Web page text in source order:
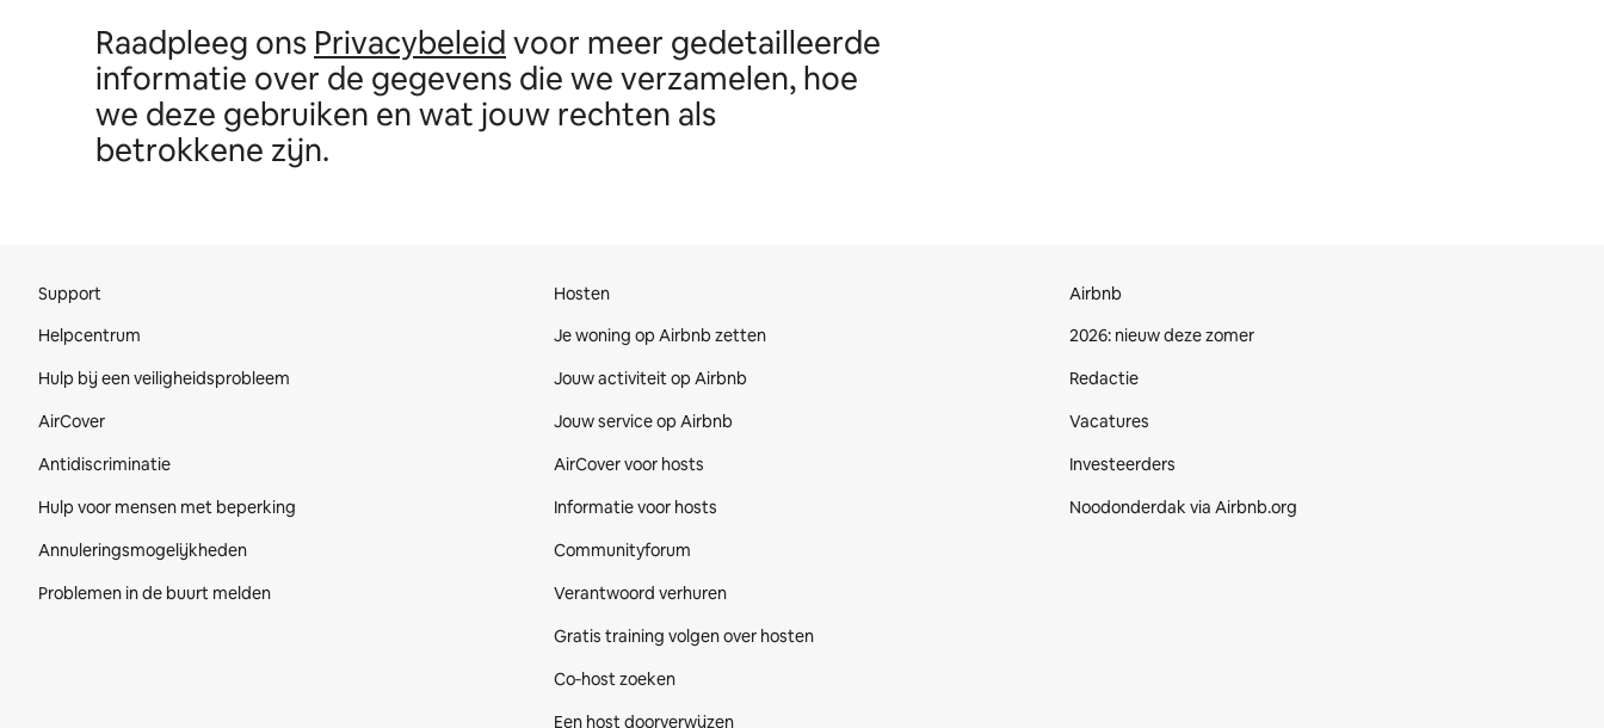
Raadpleeg ons Privacybeleid voor meer gedetailleerde
informatie over de gegevens die we verzamelen, hoe
we deze gebruiken en wat jouw rechten als
betrokkene zijn.
Support
Helpcentrum
Hulp bij een veiligheidsprobleem
AirCover
Antidiscriminatie
Hulp voor mensen met beperking
Annuleringsmogelijkheden
Problemen in de buurt melden
Hosten
Je woning op Airbnb zetten
Jouw activiteit op Airbnb
Jouw service op Airbnb
AirCover voor hosts
Informatie voor hosts
Communityforum
Verantwoord verhuren
Gratis training volgen over hosten
Co‑host zoeken
Een host doorverwijzen
Airbnb
2026: nieuw deze zomer
Redactie
Vacatures
Investeerders
Noodonderdak via Airbnb.org